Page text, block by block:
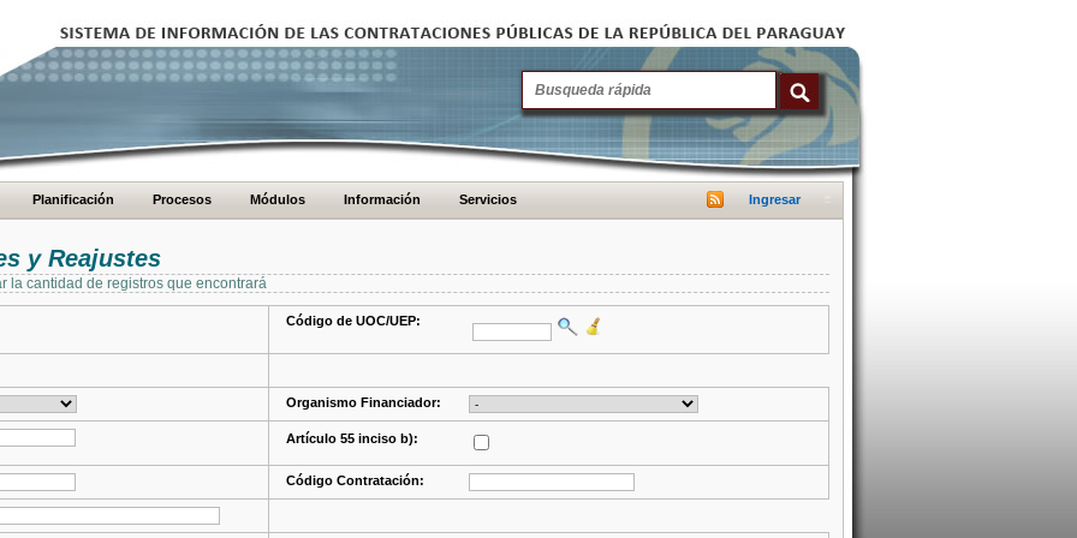
Planificación Procesos Módulos Información Servicios Ingresar
y Reajustes
la cantidad de registros que encontrará
Código de UOC/UEP:
Organismo Financiador:
Artículo 55 inciso b):
Código Contratación: